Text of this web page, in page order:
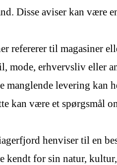
Disse aviser kan
refererer til magasiner
mode, erhvervsliv eller
levering kan
kan være et spørgsmål
henviser til en
for sin natur,